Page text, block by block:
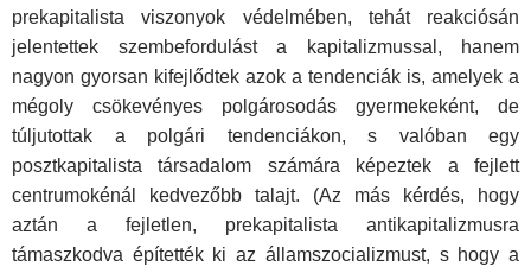
prekapitalista viszonyok védelmében, tehát reakciósán
jelentettek szembefordulást a kapitalizmussal, hanem
nagyon gyorsan kifejlődtek azok a tendenciák is, amelyek a
mégoly csökevé­nyes polgárosodás gyermekeként, de
túljutottak a polgári ten­denciákon, s valóban egy
posztkapitalista társadalom szá­mára képeztek a fejlett
centrumokénál kedvezőbb talajt. (Az más kérdés, hogy
aztán a fejletlen, prekapitalista antikapitaliz­musra
támaszkodva építették ki az államszocializmust, s hogy a